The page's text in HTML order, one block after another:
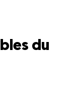
du